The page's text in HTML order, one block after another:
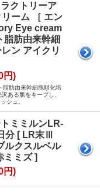
ラクトリーア
ーム ［ エン
Eye cream
脂肪由来幹細
ン アイクリ
円)
脂肪由来幹細胞順化培
ある肌をキープし、
シュ。
トミミルンLR-
分 [ LR末Ⅲ
ルクスルベル
ミミズ ]
円)